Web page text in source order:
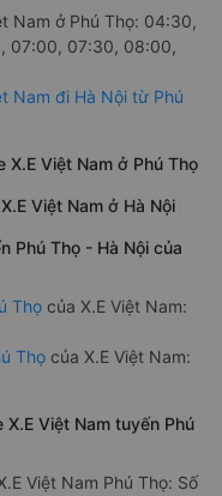
Nam ở Phú Thọ: 04:30,
07:00, 07:30, 08:00,
Nam đi Hà Nội từ Phú
Việt Nam ở Phú Thọ
Việt Nam ở Hà Nội
Phú Thọ - Hà Nội của
Thọ của X.E Việt Nam:
Thọ của X.E Việt Nam:
Việt Nam tuyến Phú
Việt Nam Phú Thọ: Số